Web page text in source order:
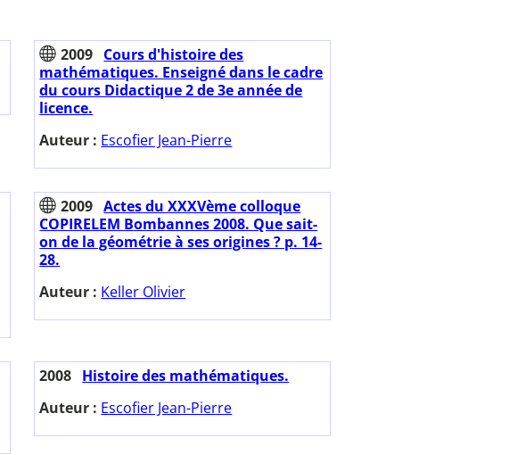
2009 Cours d'histoire des
mathématiques. Enseigné dans le cadre
du cours Didactique 2 de 3e année de
licence.
Auteur : Escofier Jean-Pierre
2009 Actes du XXXVème colloque
COPIRELEM Bombannes 2008. Que sait-
on de la géométrie à ses origines ? p. 14-
28.
Auteur : Keller Olivier
2008 Histoire des mathématiques.
Auteur : Escofier Jean-Pierre